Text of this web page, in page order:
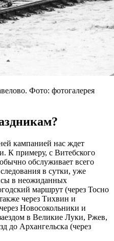
Фото: фотогалерея
кампанией нас ждет
К примеру, с Витебского
обслуживает всего
в сутки, уже
в неожиданных
маршрут (через Тосно
через Тихвин и
Новосокольники и
в Великие Луки, Ржев,
до Архангельска (через